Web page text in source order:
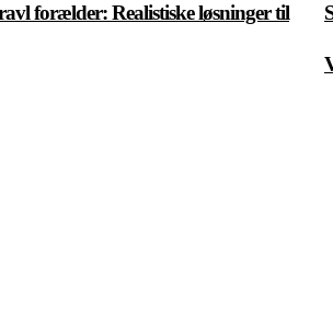
forælder: Realistiske løsninger til